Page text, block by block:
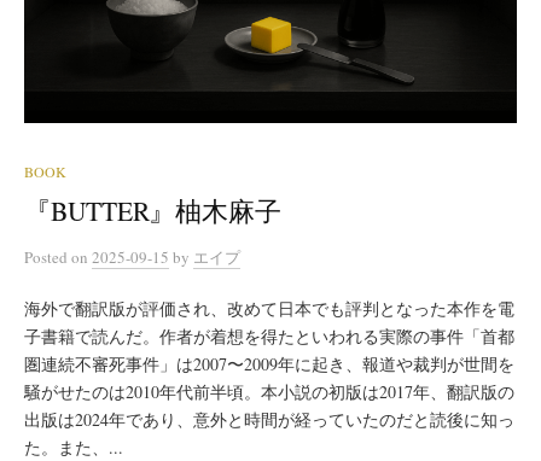
BOOK
『BUTTER』柚木麻子
Posted on 2025-09-15 by エイプ
海外で翻訳版が評価され、改めて日本でも評判となった本作を電
子書籍で読んだ。作者が着想を得たといわれる実際の事件「首都
圏連続不審死事件」は2007〜2009年に起き、報道や裁判が世間を
騒がせたのは2010年代前半頃。本小説の初版は2017年、翻訳版の
出版は2024年であり、意外と時間が経っていたのだと読後に知っ
た。また、...